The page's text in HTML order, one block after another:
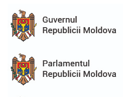
Consiliul
local
Componența
consiliului